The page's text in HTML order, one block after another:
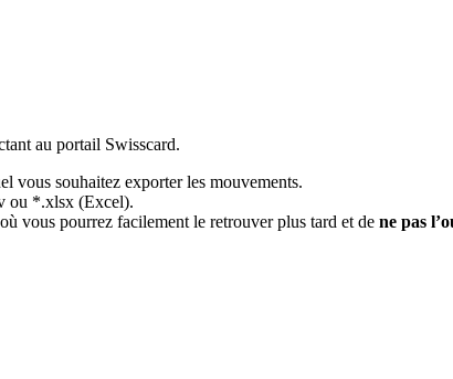
au portail Swisscard.
vous souhaitez exporter les mouvements.
ou *.xlsx (Excel).
vous pourrez facilement le retrouver plus tard et de ne pas